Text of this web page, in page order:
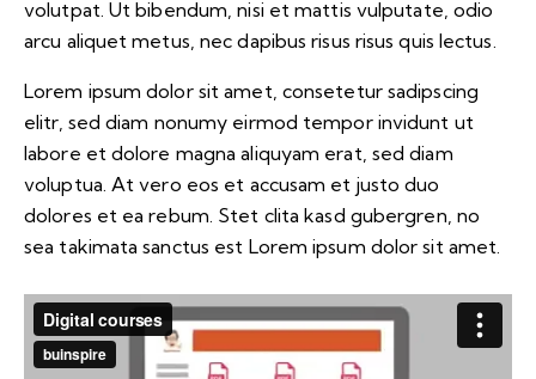
volutpat. Ut bibendum, nisi et mattis vulputate, odio
arcu aliquet metus, nec dapibus risus risus quis lectus.
Lorem ipsum dolor sit amet, consetetur sadipscing
elitr, sed diam nonumy eirmod tempor invidunt ut
labore et dolore magna aliquyam erat, sed diam
voluptua. At vero eos et accusam et justo duo
dolores et ea rebum. Stet clita kasd gubergren, no
sea takimata sanctus est Lorem ipsum dolor sit amet.